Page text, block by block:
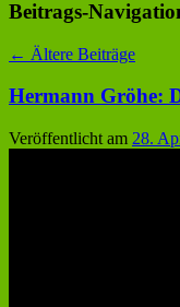
Beitrags-
← Ältere Beiträge
Hermann Gröhe:
Veröffentlicht am 28.